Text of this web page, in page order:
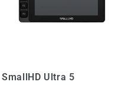
SmallHD Ultra 5